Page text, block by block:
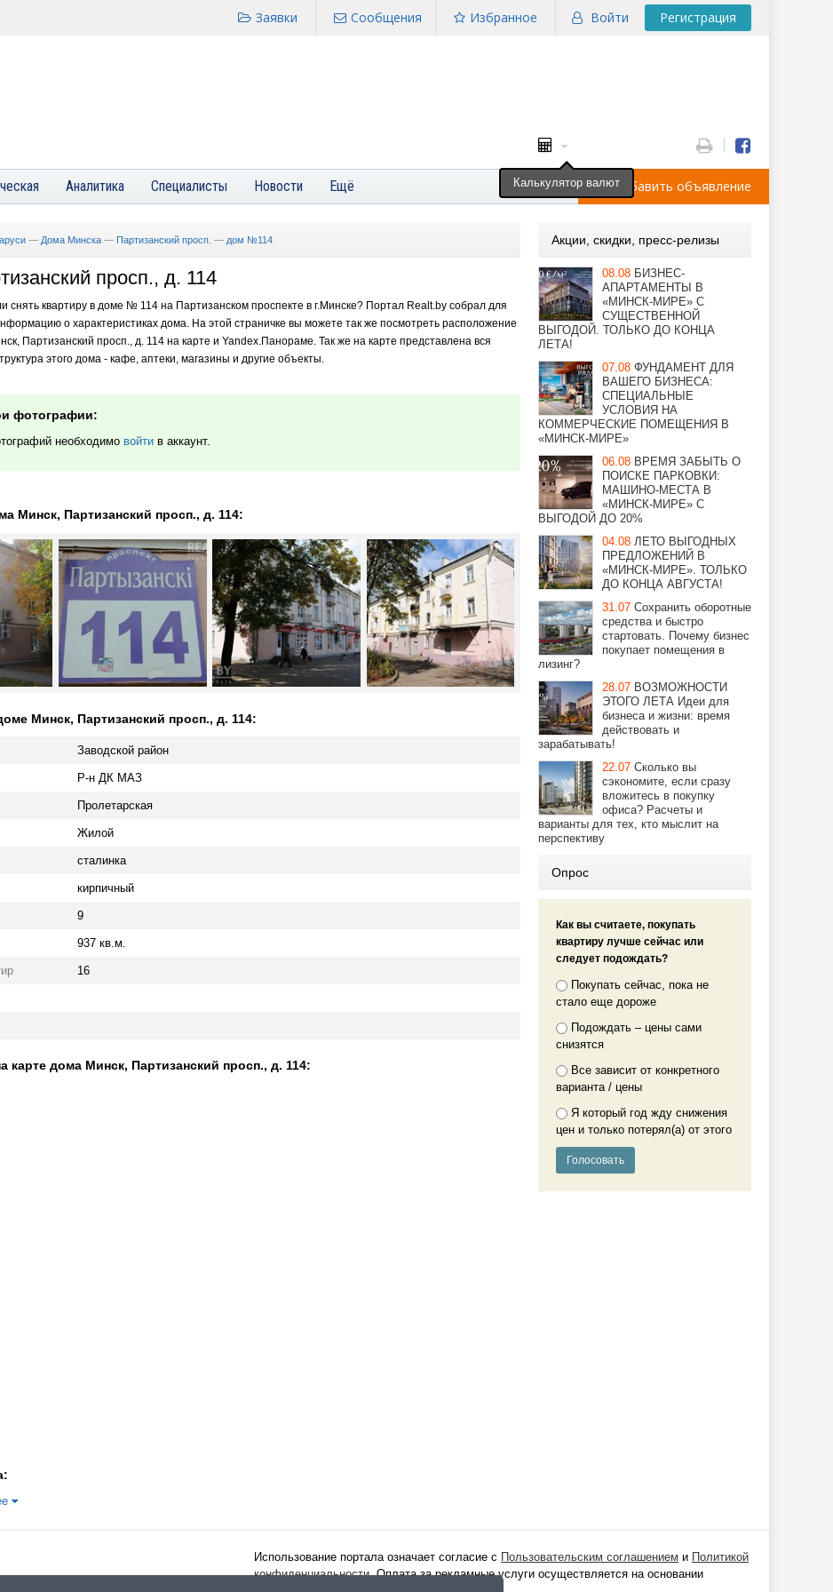
Войти Регистрация
Избранное
Сообщения
Заявки
Аналитика Специалисты Новости Ещё Добавить объявление
— Дома Минска — Партизанский просп. — дом №114
просп., д. 114
снять квартиру в доме № 114 на Партизанском проспекте в г.Минске? Портал Realt.by собрал для
о характеристиках дома. На этой страничке вы можете так же посмотреть расположение
Партизанский просп., д. 114 на карте и Yandex.Панораме. Так же на карте представлена вся
этого дома - кафе, аптеки, магазины и другие объекты.
фотографии:
необходимо войти в аккаунт.
Минск, Партизанский просп., д. 114:
Минск, Партизанский просп., д. 114:
Заводской район
Р-н ДК МАЗ
Пролетарская
Жилой
сталинка
кирпичный
9
937 кв.м.
16
карте дома Минск, Партизанский просп., д. 114:
Акции, скидки, пресс-релизы
08.08 БИЗНЕС-
АПАРТАМЕНТЫ В
«МИНСК-МИРЕ» С
СУЩЕСТВЕННОЙ
ВЫГОДОЙ. ТОЛЬКО ДО КОНЦА
ЛЕТА!
07.08 ФУНДАМЕНТ ДЛЯ
ВАШЕГО БИЗНЕСА:
СПЕЦИАЛЬНЫЕ
УСЛОВИЯ НА
КОММЕРЧЕСКИЕ ПОМЕЩЕНИЯ В
«МИНСК-МИРЕ»
06.08 ВРЕМЯ ЗАБЫТЬ О
ПОИСКЕ ПАРКОВКИ:
МАШИНО-МЕСТА В
«МИНСК-МИРЕ» С
ВЫГОДОЙ ДО 20%
04.08 ЛЕТО ВЫГОДНЫХ
ПРЕДЛОЖЕНИЙ В
«МИНСК-МИРЕ». ТОЛЬКО
ДО КОНЦА АВГУСТА!
31.07 Сохранить оборотные
средства и быстро
стартовать. Почему бизнес
покупает помещения в
лизинг?
28.07 ВОЗМОЖНОСТИ
ЭТОГО ЛЕТА Идеи для
бизнеса и жизни: время
действовать и
зарабатывать!
22.07 Сколько вы
сэкономите, если сразу
вложитесь в покупку
офиса? Расчеты и
варианты для тех, кто мыслит на
перспективу
Опрос
Как вы считаете, покупать
квартиру лучше сейчас или
следует подождать?
Покупать сейчас, пока не
стало еще дороже
Подождать – цены сами
снизятся
Все зависит от конкретного
варианта / цены
Я который год жду снижения
цен и только потерял(а) от этого
Использование портала означает согласие с Пользовательским соглашением и Политикой
конфиденциальности. Оплата за рекламные услуги осуществляется на основании
Калькулятор валют